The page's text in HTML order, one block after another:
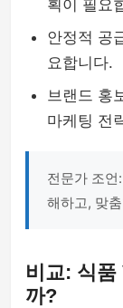
획이 필요
안정적 공
요합니다.
브랜드 홍
마케팅 전
전문가 조
해하고, 맞
비교: 식
까?